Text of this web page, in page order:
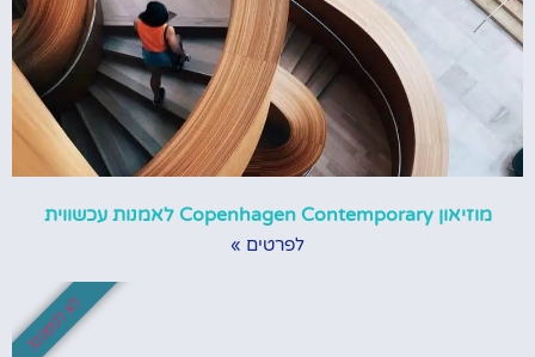
מוזיאון Copenhagen Contemporary לאמנות עכשווית
לפרטים »
לא לפספס!